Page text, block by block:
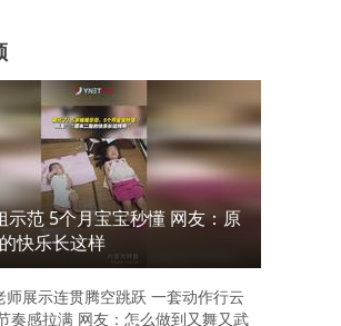
示范 5个月宝宝秒懂 网友：原
快乐长这样
师展示连贯腾空跳跃 一套动作行云
奏感拉满 网友：怎么做到又舞又武